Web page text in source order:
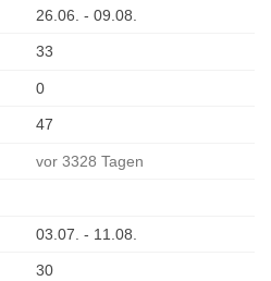
26.06. - 09.08.
33
0
47
vor 3328 Tagen
03.07. - 11.08.
30